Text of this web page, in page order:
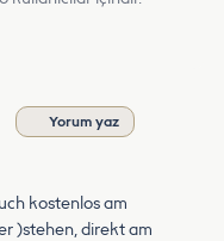
Yorum yaz
kostenlos am
)stehen, direkt am